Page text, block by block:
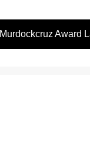
Murdockcruz Award